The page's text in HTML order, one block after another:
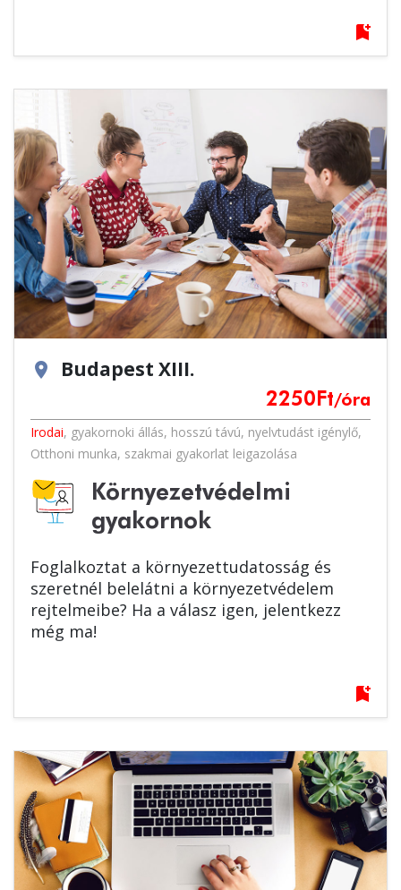
bookmark_add
location_on Budapest XIII.
2250 Ft/óra
Irodai, gyakornoki állás, hosszú távú, nyelvtudást igénylő,
Otthoni munka, szakmai gyakorlat leigazolása
Környezetvédelmi
gyakornok
Foglalkoztat a környezettudatosság és
szeretnél belelátni a környezetvédelem
rejtelmeibe? Ha a válasz igen, jelentkezz
még ma!
bookmark_add